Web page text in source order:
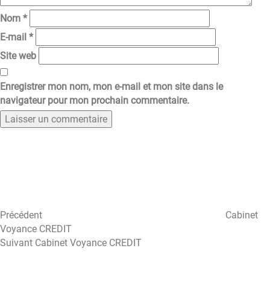
Nom *
E-mail *
Site web
Enregistrer mon nom, mon e-mail et mon site dans le
navigateur pour mon prochain commentaire.
Précédent
Cabinet
Voyance CREDIT
Article
Suivant Cabinet Voyance CREDIT